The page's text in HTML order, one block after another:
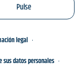
Pulse
legal
sus datos personales